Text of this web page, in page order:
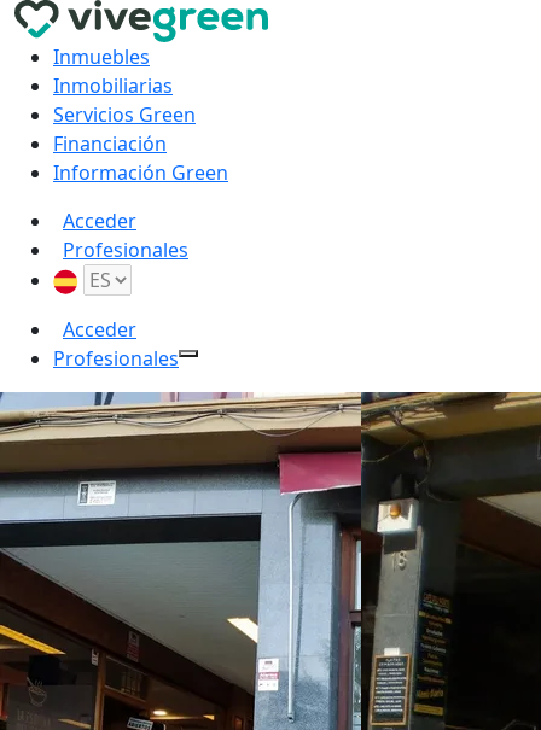
Inmuebles
Inmobiliarias
Servicios Green
Financiación
Información Green
Acceder
Profesionales
Acceder
Profesionales